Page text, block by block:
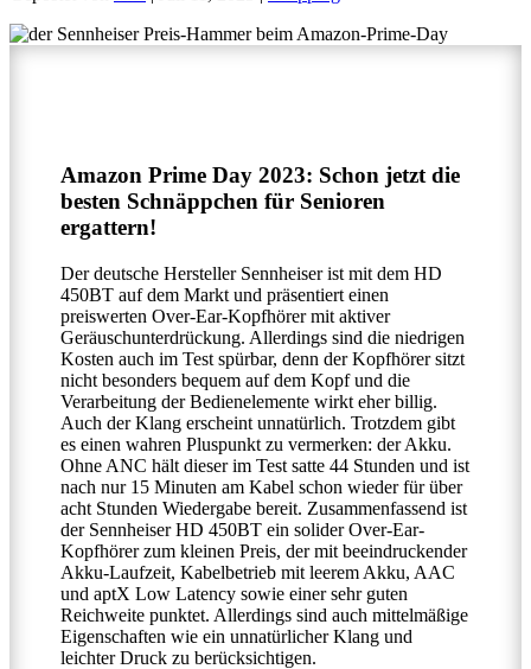
Amazon Prime Day 2023: Schon jetzt die
besten Schnäppchen für Senioren
ergattern!
Der deutsche Hersteller Sennheiser ist mit dem HD
450BT auf dem Markt und präsentiert einen
preiswerten Over-Ear-Kopfhörer mit aktiver
Geräuschunterdrückung. Allerdings sind die niedrigen
Kosten auch im Test spürbar, denn der Kopfhörer sitzt
nicht besonders bequem auf dem Kopf und die
Verarbeitung der Bedienelemente wirkt eher billig.
Auch der Klang erscheint unnatürlich. Trotzdem gibt
es einen wahren Pluspunkt zu vermerken: der Akku.
Ohne ANC hält dieser im Test satte 44 Stunden und ist
nach nur 15 Minuten am Kabel schon wieder für über
acht Stunden Wiedergabe bereit. Zusammenfassend ist
der Sennheiser HD 450BT ein solider Over-Ear-
Kopfhörer zum kleinen Preis, der mit beeindruckender
Akku-Laufzeit, Kabelbetrieb mit leerem Akku, AAC
und aptX Low Latency sowie einer sehr guten
Reichweite punktet. Allerdings sind auch mittelmäßige
Eigenschaften wie ein unnatürlicher Klang und
leichter Druck zu berücksichtigen.